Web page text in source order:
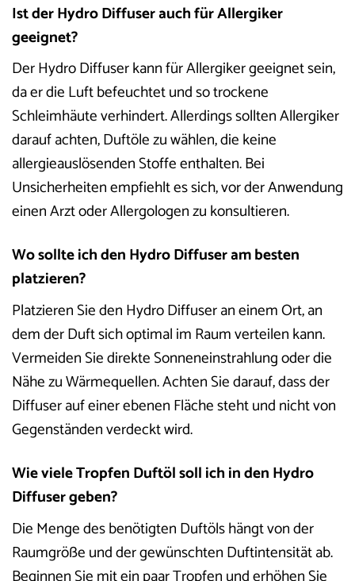
Ist der Hydro Diffuser auch für Allergiker
geeignet?
Der Hydro Diffuser kann für Allergiker geeignet sein,
da er die Luft befeuchtet und so trockene
Schleimhäute verhindert. Allerdings sollten Allergiker
darauf achten, Duftöle zu wählen, die keine
allergieauslösenden Stoffe enthalten. Bei
Unsicherheiten empfiehlt es sich, vor der Anwendung
einen Arzt oder Allergologen zu konsultieren.
Wo sollte ich den Hydro Diffuser am besten
platzieren?
Platzieren Sie den Hydro Diffuser an einem Ort, an
dem der Duft sich optimal im Raum verteilen kann.
Vermeiden Sie direkte Sonneneinstrahlung oder die
Nähe zu Wärmequellen. Achten Sie darauf, dass der
Diffuser auf einer ebenen Fläche steht und nicht von
Gegenständen verdeckt wird.
Wie viele Tropfen Duftöl soll ich in den Hydro
Diffuser geben?
Die Menge des benötigten Duftöls hängt von der
Raumgröße und der gewünschten Duftintensität ab.